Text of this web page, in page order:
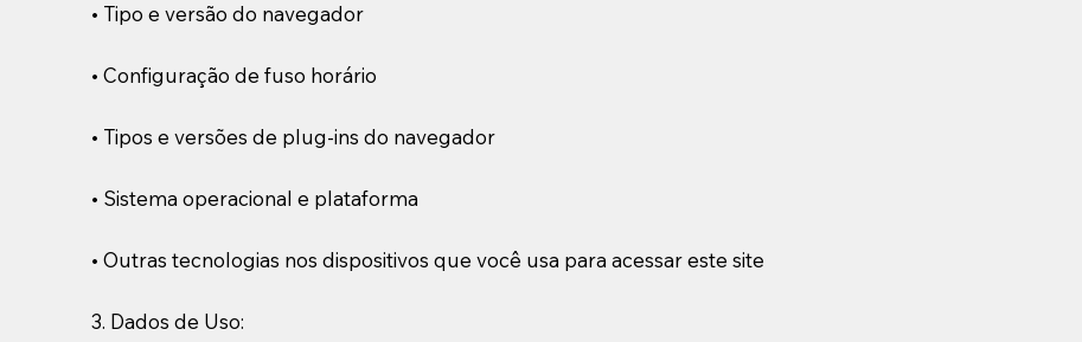
• Tipo e versão do navegador
• Configuração de fuso horário
• Tipos e versões de plug-ins do navegador
• Sistema operacional e plataforma
• Outras tecnologias nos dispositivos que você usa para acessar este site
3. Dados de Uso: